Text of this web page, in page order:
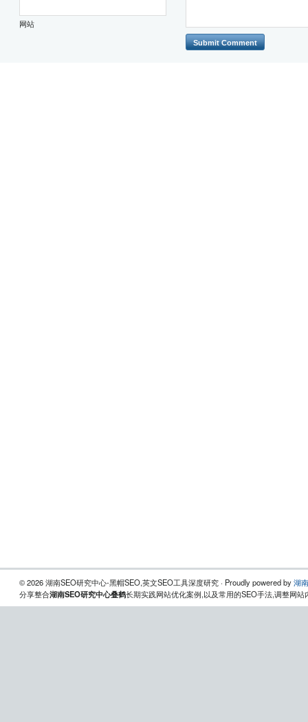
网站
© 2026 湖南SEO研究中心-黑帽SEO,英文SEO工具深度研究 · Proudly powered by湖
分享整合湖南SEO研究中心叠鹤长期实践网站优化案例,以及常用的SEO手法,调整网